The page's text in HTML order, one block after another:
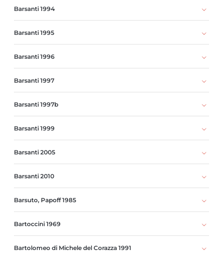
Barsanti 1994
Barsanti 1995
Barsanti 1996
Barsanti 1997
Barsanti 1997b
Barsanti 1999
Barsanti 2005
Barsanti 2010
Barsuto, Papoff 1985
Bartoccini 1969
Bartolomeo di Michele del Corazza 1991